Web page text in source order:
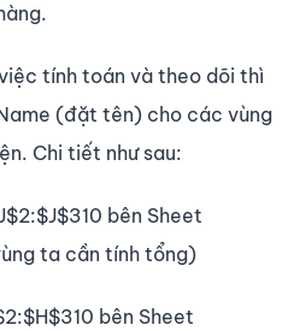
tính toán và theo dõi thì
(đặt tên) cho các vùng
Chi tiết như sau:
bên Sheet
ta cần tính tổng)
bên Sheet